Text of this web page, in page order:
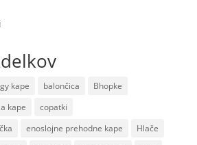
kape balončica
Bhopke
kape
copatki
enoslojne prehodne kape
Hlače